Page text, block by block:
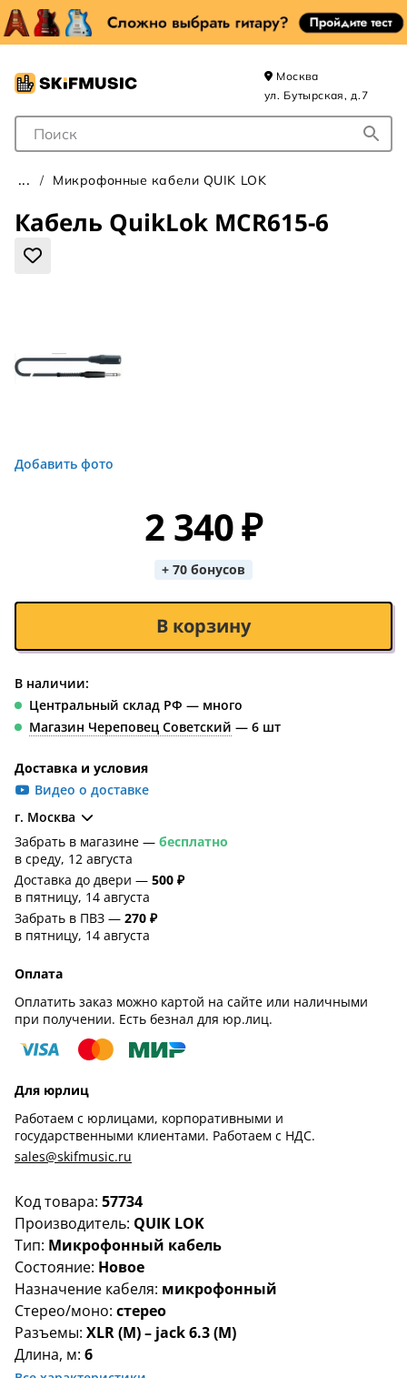
Поле для Поиска
Москва
ул. Бутырская, д.7
Микрофонные кабели QUIK LOK
Кабель QuikLok MCR615-6
Добавить фото
Код товара: 57734
Производитель: QUIK LOK
Тип: Микрофонный кабель
Состояние: Новое
Назначение кабеля: микрофонный
Стерео/моно: стерео
Разъемы: XLR (M) – jack 6.3 (M)
Длина, м: 6
2 340 ₽
+ 70 бонусов
В корзину
В наличии:
Центральный склад РФ — много
Магазин Череповец Советский — 6 шт
Доставка и условия
Видео о доставке
г. Москва
Забрать в магазине — бесплатно
в среду, 12 августа
Доставка до двери — 500 ₽
в пятницу, 14 августа
Забрать в ПВЗ — 270 ₽
в пятницу, 14 августа
Оплата
Оплатить заказ можно картой на сайте или наличными
при получении. Есть безнал для юр.лиц.
Для юрлиц
Работаем с юрлицами, корпоративными и
государственными клиентами. Работаем с НДС.
sales@skifmusic.ru